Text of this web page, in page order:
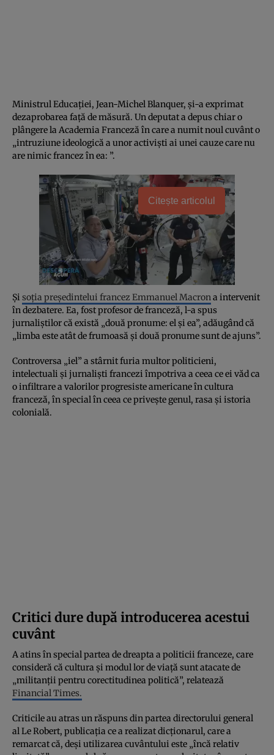
Ministrul Educaţiei, Jean-Michel Blanquer, şi-a exprimat
dezaprobarea faţă de măsură. Un deputat a depus chiar o
plângere la Academia Franceză în care a numit noul cuvânt o
„intruziune ideologică a unor activişti ai unei cauze care nu
are nimic francez în ea: ”.
Citește articolul
Şi soţia preşedintelui francez Emmanuel Macrona intervenit
în dezbatere. Ea, fost profesor de franceză, l-a spus
jurnaliştilor că există „două pronume: el şi ea”, adăugând că
„limba este atât de frumoasă şi două pronume sunt de ajuns”.
Controversa „iel” a stârnit furia multor politicieni,
intelectuali şi jurnalişti francezi împotriva a ceea ce ei văd ca
o infiltrare a valorilor progresiste americane în cultura
franceză, în special în ceea ce priveşte genul, rasa şi istoria
colonială.
Critici dure după introducerea acestui
cuvânt
A atins în special partea de dreapta a politicii franceze, care
consideră că cultura şi modul lor de viaţă sunt atacate de
„militanţii pentru corectitudinea politică”, relatează
Financial Times.
Criticile au atras un răspuns din partea directorului general
al Le Robert, publicaţia ce a realizat dicţionarul, care a
remarcat că, deşi utilizarea cuvântului este „încă relativ